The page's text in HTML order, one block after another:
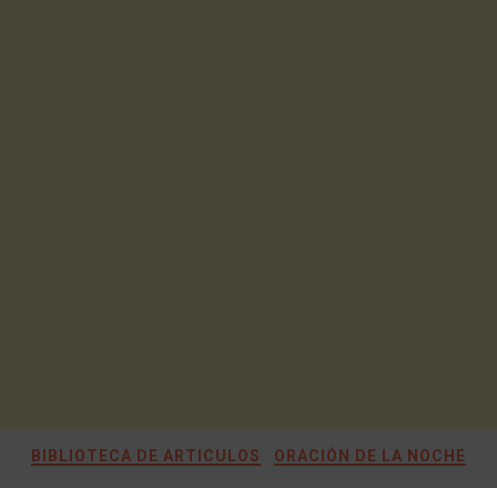
BIBLIOTECA DE ARTICULOS ORACIÓN DE LA NOCHE